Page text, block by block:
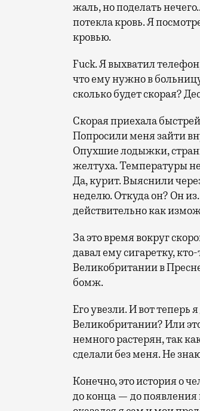
жаль, но поделать
потекла кровь. Я
кровью.
Fuck. Я выхватил
что ему нужно в
сколько будет скорая?
Скорая приехала
Попросили меня зайти
Опухшие лодыжки,
желтуха. Температуры
Да, курит. Выяснили
неделю. Откуда он? Он
действительно как
За это время вокруг
давал ему сигаретку,
Великобритании в
бомж.
Его увезли. И вот теперь
Великобритании? Или
немного растерян, так
сделали без меня. Не
Конечно, это история о
до конца — до